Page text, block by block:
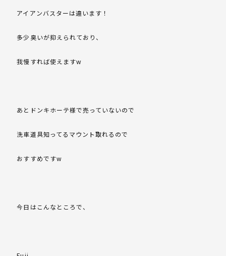
アイアンバスターは違います！
多少臭いが抑えられており、
我慢すれば使えますw
あとドンキホーテ様で売っていないので
洗車道具知ってるマウント取れるので
おすすめですw
今日はこんなところで、